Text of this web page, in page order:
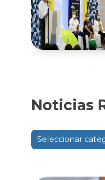
Noticias
Seleccionar